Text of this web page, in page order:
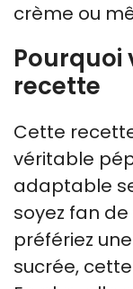
crème ou
Pourquoi
recette
Cette
véritable
adaptable
soyez fan
préfériez
sucrée,